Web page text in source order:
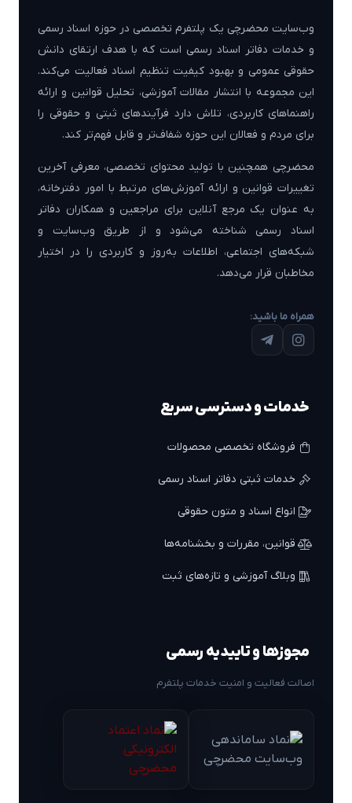
وب‌سایت محضرچی یک پلتفرم تخصصی در حوزه اسناد رسمی
و خدمات دفاتر اسناد رسمی است که با هدف ارتقای دانش
حقوقی عمومی و بهبود کیفیت تنظیم اسناد فعالیت می‌کند.
این مجموعه با انتشار مقالات آموزشی، تحلیل قوانین و ارائه
راهنماهای کاربردی، تلاش دارد فرآیندهای ثبتی و حقوقی را
برای مردم و فعالان این حوزه شفاف‌تر و قابل فهم‌تر کند.
محضرچی همچنین با تولید محتوای تخصصی، معرفی آخرین
تغییرات قوانین و ارائه آموزش‌های مرتبط با امور دفترخانه،
به عنوان یک مرجع آنلاین برای مراجعین و همکاران دفاتر
اسناد رسمی شناخته می‌شود و از طریق وب‌سایت و
شبکه‌های اجتماعی، اطلاعات به‌روز و کاربردی را در اختیار
مخاطبان قرار می‌دهد.
همراه ما باشید:
خدمات و دسترسی سریع
فروشگاه تخصصی محصولات
خدمات ثبتی دفاتر اسناد رسمی
انواع اسناد و متون حقوقی
قوانین، مقررات و بخشنامه‌ها
وبلاگ آموزشی و تازه‌های ثبت
مجوزها و تاییدیه رسمی
اصالت فعالیت و امنیت خدمات پلتفرم